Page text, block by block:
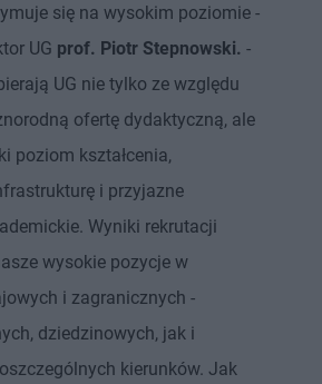
się na wysokim poziomie -
UG prof. Piotr Stepnowski. -
UG nie tylko ze względu
ofertę dydaktyczną, ale
poziom kształcenia,
i przyjazne
Wyniki rekrutacji
wysokie pozycje w
i zagranicznych -
dziedzinowych, jak i
kierunków. Jak